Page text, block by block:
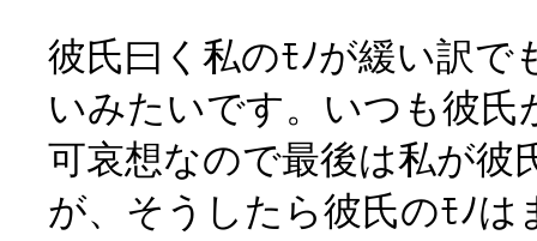
彼氏曰く私のﾓﾉが緩い訳
いみたいです。いつも彼
可哀想なので最後は私が彼
が、そうしたら彼氏のﾓﾉは